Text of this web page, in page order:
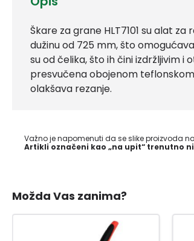
Škare za grane HLT7101 su alat
dužinu od 725 mm, što
su od čelika, što ih čini izdržljivim
presvučena obojenom
olakšava rezanje.
Važno je napomenuti da se slike proizvoda
Artikli označeni kao „na upit“ trenutno
Možda Vas zanima?